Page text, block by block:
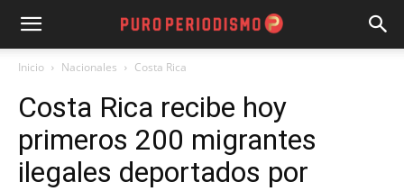
Inicio Nacionales Costa Rica
Costa Rica recibe hoy
primeros 200 migrantes
ilegales deportados por